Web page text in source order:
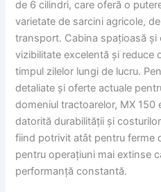
de 6 cilindri, care oferă o
varietate de sarcini agricole,
transport. Cabina spațioasă și
vizibilitate excelentă și reduce
timpul zilelor lungi de lucru.
detaliate și oferte actuale
domeniul tractoarelor, MX 150
datorită durabilității și
fiind potrivit atât pentru ferme
pentru operațiuni mai extinse
performanță constantă.